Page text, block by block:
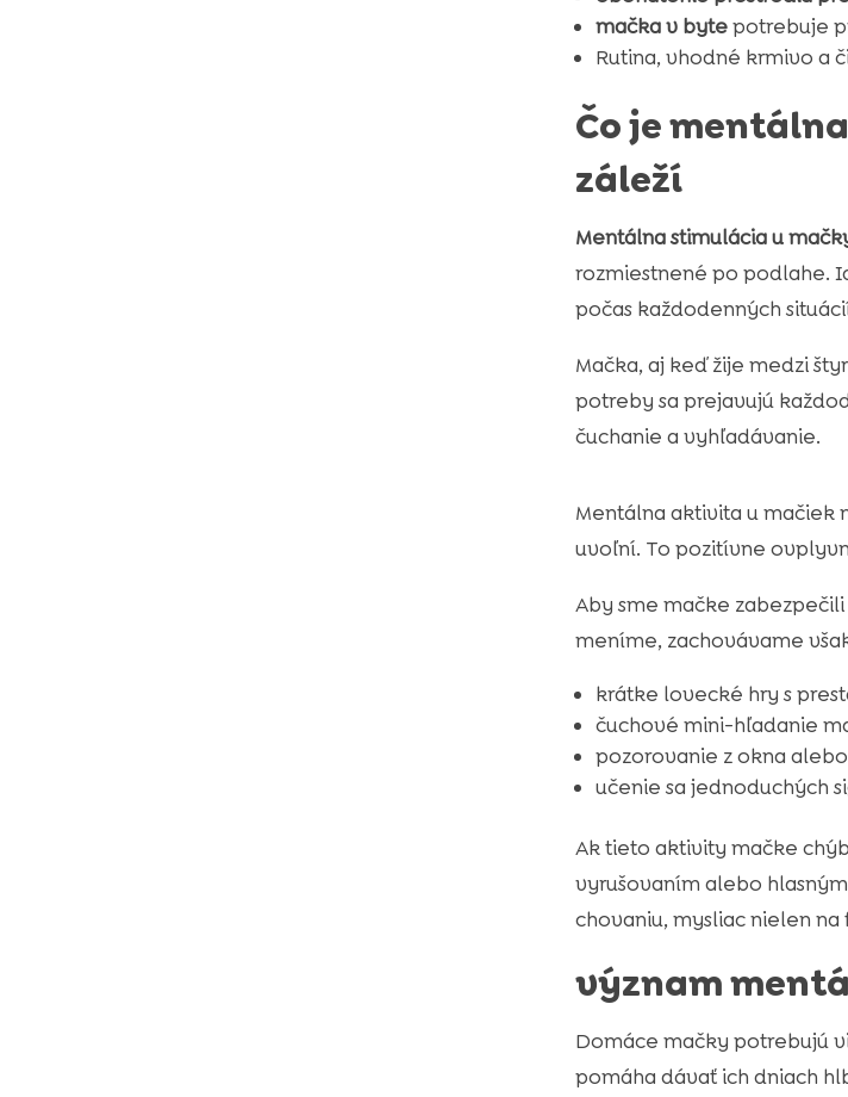
mačka v bytepotrebuje
Rutina, vhodné krmivo a
Čo je
záleží
Mentálna stimulácia u
rozmiestnené po podlahe.
počas každodenných
Mačka, aj keď žije medzi
potreby sa prejavujú
čuchanie a vyhľadávanie.
Mentálna aktivita u mačiek
uvoľní. To pozitívne
Aby sme mačke
meníme, zachovávame
krátke lovecké hry s
čuchové mini-hľadanie
pozorovanie z okna
učenie sa jednoduchých
Ak tieto aktivity mačke
vyrušovaním alebo
chovaniu, mysliac nielen
význam
Domáce mačky potrebujú
pomáha dávať ich dniach